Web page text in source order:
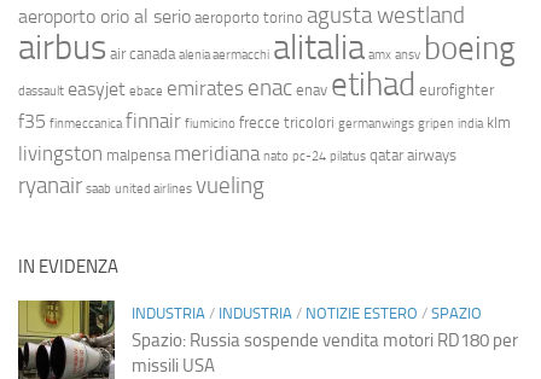
aeroporto orio al serio aeroporto torino agusta westland
airbus air canada alenia aermacchi alitalia amx ansv boeing
dassault easyjet ebace emirates enac enav etihad eurofighter
f35 finmeccanica finnair fiumicino frecce tricolori germanwings gripen india klm
livingston malpensa meridiana nato pc-24 pilatus qatar airways
ryanair saab united airlines vueling
IN EVIDENZA
INDUSTRIA / INDUSTRIA / NOTIZIE ESTERO / SPAZIO
Spazio: Russia sospende vendita motori RD180 per
missili USA